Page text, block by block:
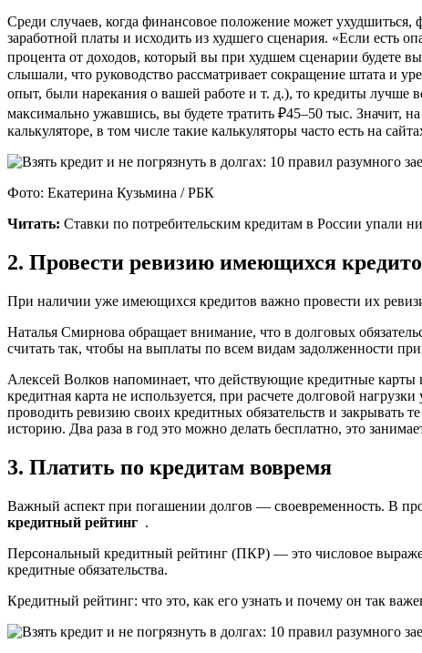
Среди случаев, когда финансовое положение может ухудшиться,
заработной платы и исходить из худшего сценария. «Если есть
процента от доходов, который вы при худшем сценарии будете
слышали, что руководство рассматривает сокращение штата и
опыт, были нарекания о вашей работе и т. д.), то кредиты лучше
максимально ужавшись, вы будете тратить ₽45–50 тыс. Значит,
калькуляторе, в том числе такие калькуляторы часто есть на
Фото: Екатерина Кузьмина / РБК
Читать: Ставки по потребительским кредитам в России упали
2. Провести ревизию имеющихся
При наличии уже имеющихся кредитов важно провести их
Наталья Смирнова обращает внимание, что в долговых
считать так, чтобы на выплаты по всем видам задолженности
Алексей Волков напоминает, что действующие кредитные карты
кредитная карта не используется, при расчете долговой
проводить ревизию своих кредитных обязательств и
историю. Два раза в год это можно делать бесплатно, это
3. Платить по кредитам вовремя
Важный аспект при погашении долгов — своевременность. В
кредитный рейтинг .
Персональный кредитный рейтинг (ПКР) — это числовое
кредитные обязательства.
Кредитный рейтинг: что это, как его узнать и почему он так